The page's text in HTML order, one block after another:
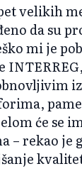
velikih
da su
mi je
će se
– rekao je